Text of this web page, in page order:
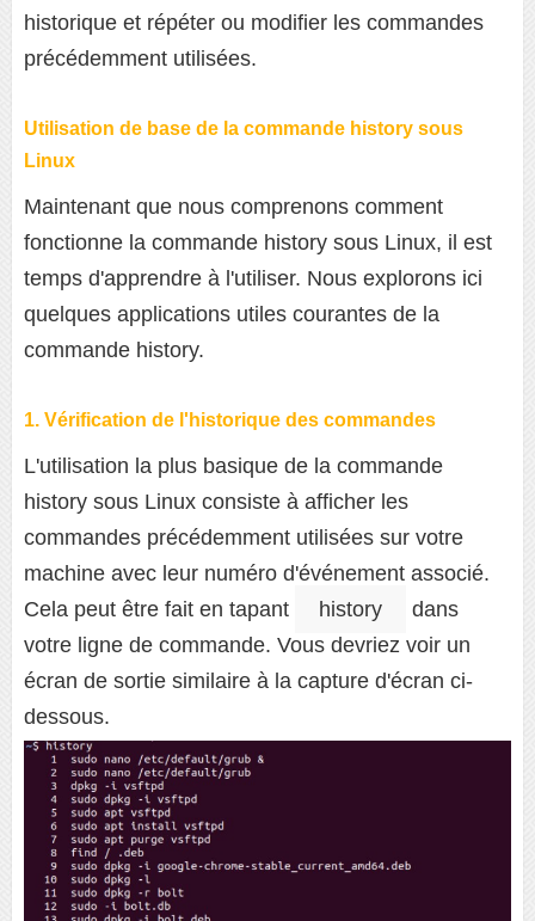
historique et répéter ou modifier les commandes
précédemment utilisées.
Utilisation de base de la commande history sous
Linux
Maintenant que nous comprenons comment
fonctionne la commande history sous Linux, il est
temps d'apprendre à l'utiliser. Nous explorons ici
quelques applications utiles courantes de la
commande history.
1. Vérification de l'historique des commandes
L'utilisation la plus basique de la commande
history sous Linux consiste à afficher les
commandes précédemment utilisées sur votre
machine avec leur numéro d'événement associé.
Cela peut être fait en tapant
history
dans
votre ligne de commande. Vous devriez voir un
écran de sortie similaire à la capture d'écran ci-
dessous.